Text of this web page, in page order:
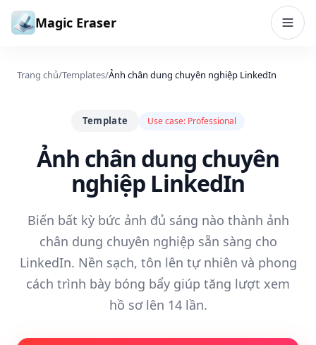
Bỏ qua đến nội dung
Magic Eraser
Trang chủ/Templates/Ảnh chân dung chuyên nghiệp LinkedIn
Template Use case: Professional
Ảnh chân dung chuyên
nghiệp LinkedIn
Biến bất kỳ bức ảnh đủ sáng nào thành ảnh
chân dung chuyên nghiệp sẵn sàng cho
LinkedIn. Nền sạch, tôn lên tự nhiên và phong
cách trình bày bóng bẩy giúp tăng lượt xem
hồ sơ lên 14 lần.